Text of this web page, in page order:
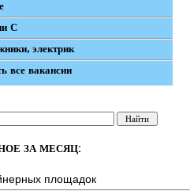
С
электрик
все вакансии
ЗА МЕСЯЦ:
площадок